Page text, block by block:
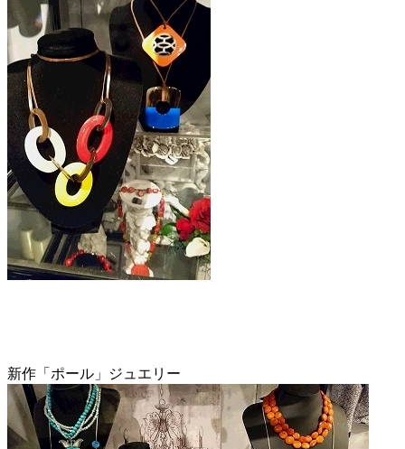
新作「ポール」ジュエリー